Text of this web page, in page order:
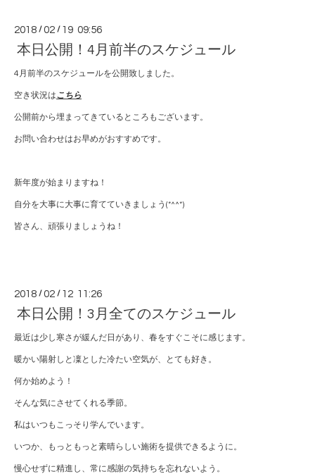
2018 /02 / 19 09:56
本日公開！4月前半のスケジュール
4月前半のスケジュールを公開致しました。
空き状況はこちら
公開前から埋まってきているところもございます。
お問い合わせはお早めがおすすめです。
新年度が始まりますね！
自分を大事に大事に育てていきましょう(*^^*)
皆さん、頑張りましょうね！
2018 /02 / 12 11:26
本日公開！3月全てのスケジュール
最近は少し寒さが緩んだ日があり、春をすぐこそに感じます。
暖かい陽射しと凜とした冷たい空気が、とても好き。
何か始めよう！
そんな気にさせてくれる季節。
私はいつもこっそり学んでいます。
いつか、もっともっと素晴らしい施術を提供できるように。
慢心せずに精進し、常に感謝の気持ちを忘れないよう。